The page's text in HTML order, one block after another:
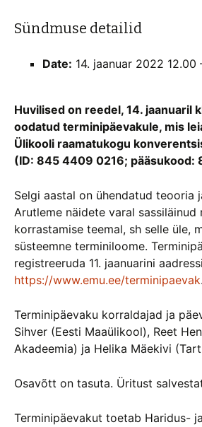
Sündmuse detailid
Date: 14. jaanuar 2022 12.00
Huvilised on reedel, 14. jaanuaril
oodatud terminipäevakule, mis
Ülikooli raamatukogu
(ID: 845 4409 0216; pääsukood:
Selgi aastal on ühendatud teooria
Arutleme näidete varal sassiläinud
korrastamise teemal, sh selle üle,
süsteemne terminiloome.
registreeruda 11. jaanuarini
https://www.emu.ee/terminipaevak.
Terminipäevaku korraldajad ja
Sihver (Eesti Maaülikool), Reet
Akadeemia) ja Helika Mäekivi
Osavõtt on tasuta. Üritust
Terminipäevakut toetab Haridus- ja